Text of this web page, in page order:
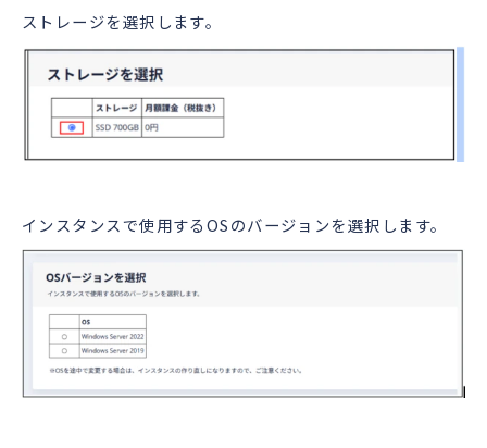
ストレージを選択します。
インスタンスで使用するOSのバージョンを選択します。